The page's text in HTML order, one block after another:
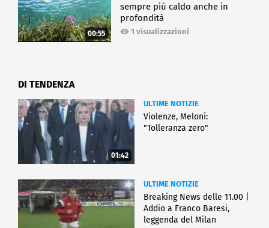
00:55
sempre più caldo anche in
profondità
1 visualizzazioni
DI TENDENZA
01:42
ULTIME NOTIZIE
Violenze, Meloni:
"Tolleranza zero"
ULTIME NOTIZIE
Breaking News delle 11.00 |
Addio a Franco Baresi,
leggenda del Milan